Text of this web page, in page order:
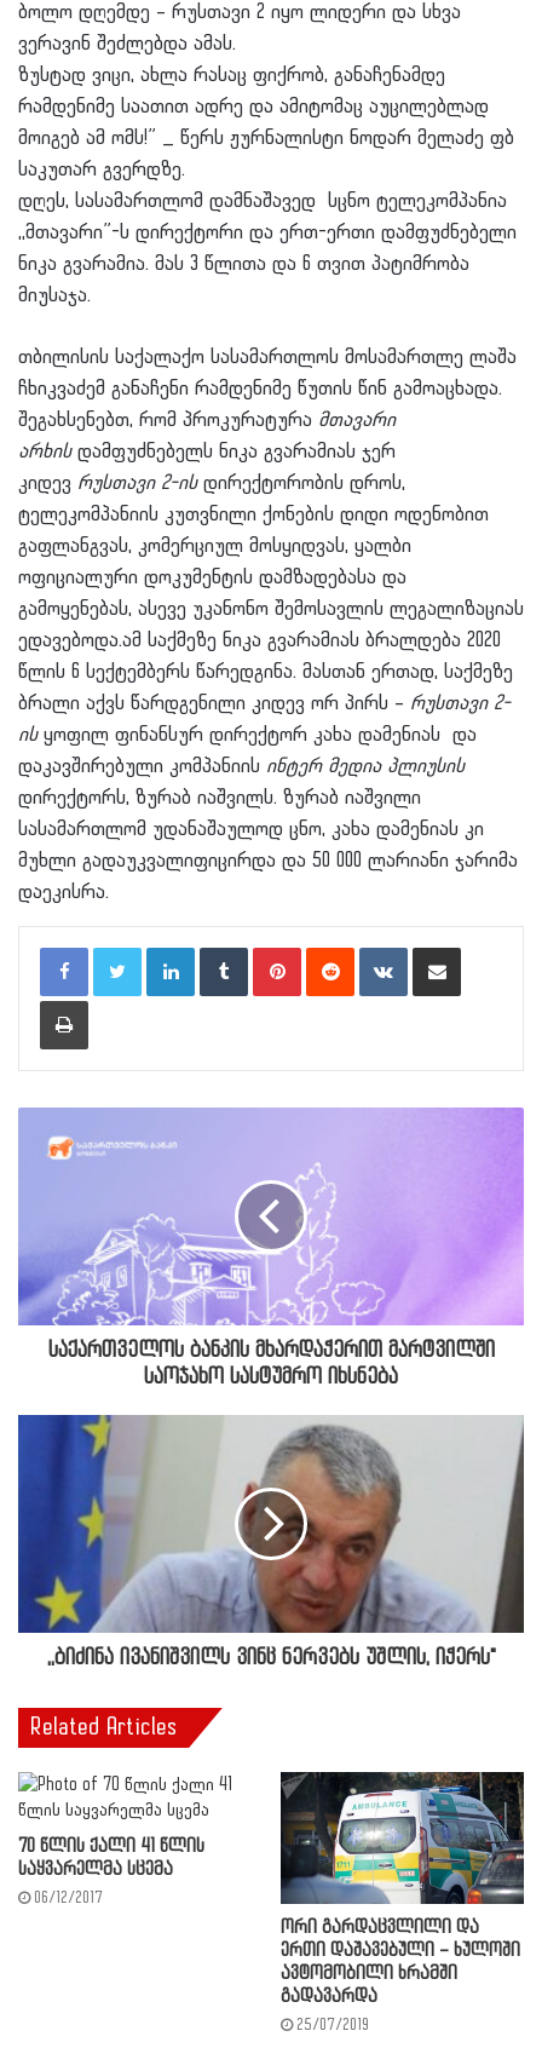
ბოლო დღემდე – რუსთავი 2 იყო ლიდერი და სხვა
ვერავინ შეძლებდა ამას.
ზუსტად ვიცი, ახლა რასაც ფიქრობ, განაჩენამდე
რამდენიმე საათით ადრე და ამიტომაც აუცილებლად
მოიგებ ამ ომს!” _ წერს ჟურნალისტი ნოდარ მელაძე ფბ
საკუთარ გვერდზე.
დღეს, სასამართლომ დამნაშავედ სცნო ტელეკომპანია
,,მთავარი”-ს დირექტორი და ერთ-ერთი დამფუძნებელი
ნიკა გვარამია. მას 3 წლითა და 6 თვით პატიმრობა
მიუსაჯა.
თბილისის საქალაქო სასამართლოს მოსამართლე ლაშა
ჩხიკვაძემ განაჩენი რამდენიმე წუთის წინ გამოაცხადა.
შეგახსენებთ, რომ პროკურატურა მთავარი
არხისდამფუძნებელს ნიკა გვარამიას ჯერ
კიდევ რუსთავი 2-ისდირექტორობის დროს,
ტელეკომპანიის კუთვნილი ქონების დიდი ოდენობით
გაფლანგვას, კომერციულ მოსყიდვას, ყალბი
ოფიციალური დოკუმენტის დამზადებასა და
გამოყენებას, ასევე უკანონო შემოსავლის ლეგალიზაციას
ედავებოდა.ამ საქმეზე ნიკა გვარამიას ბრალდება 2020
წლის 6 სექტემბერს წარედგინა. მასთან ერთად, საქმეზე
ბრალი აქვს წარდგენილი კიდევ ორ პირს – რუსთავი 2-
ისყოფილ ფინანსურ დირექტორ კახა დამენიას და
დაკავშირებული კომპანიის ინტერ მედია პლიუსის
დირექტორს, ზურაბ იაშვილს. ზურაბ იაშვილი
სასამართლომ უდანაშაულოდ ცნო, კახა დამენიას კი
მუხლი გადაუკვალიფიცირდა და 50 000 ლარიანი ჯარიმა
დაეკისრა.
LinkedInTumblr PinterestReddit VKontakteShare via Email
Print
საქართველოს ბანკის მხარდაჭერით მარტვილში
საოჯახო სასტუმრო იხსნება
,,ბიძინა ივანიშვილს ვინც ნერვებს უშლის, იჭერს"
Related Articles
70 წლის ქალი 41 წლის
საყვარელმა სცემა
06/12/2017
ორი გარდაცვლილი და
ერთი დაშავებული – ხულოში
ავტომობილი ხრამში
გადავარდა
25/07/2019